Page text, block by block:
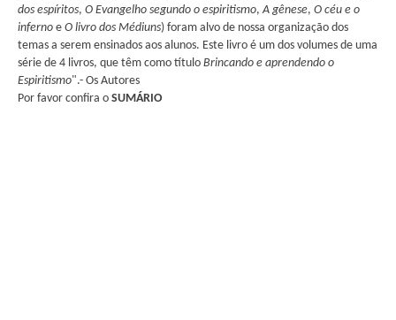
dos espíritos, O Evangelho segundo o espiritismo,A gênese, O céu e o
inferno e O livro dos Médiuns) foram alvo de nossa organização dos
temas a serem ensinados aos alunos. Este livro é um dos volumes de uma
série de 4 livros, que têm como título Brincando e aprendendo o
Espiritismo".- Os Autores
Por favor confira o SUMÁRIO